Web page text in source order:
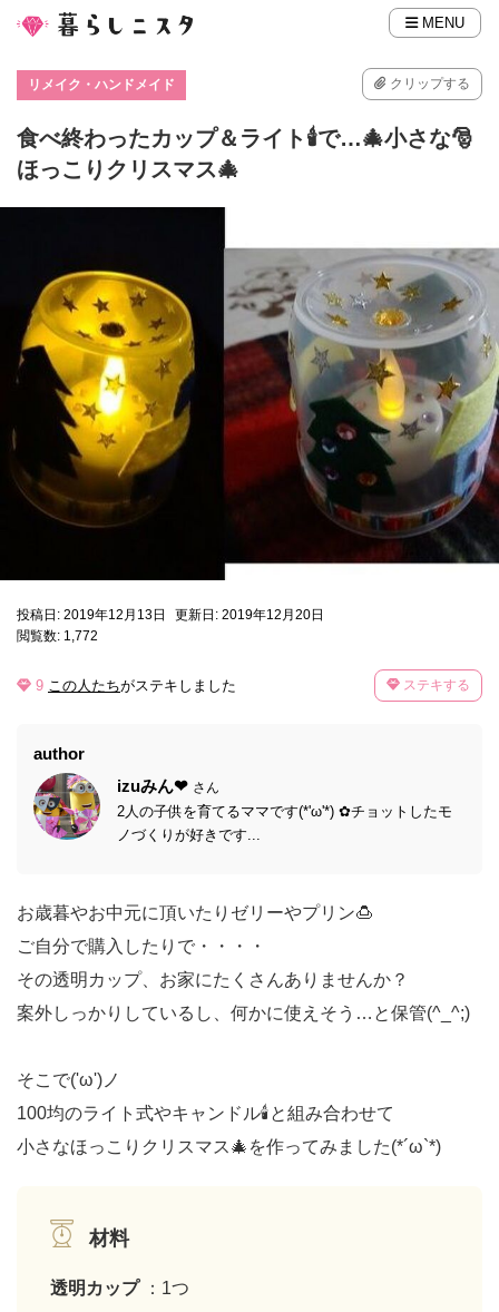
MENU
リメイク・ハンドメイド クリップする
食べ終わったカップ＆ライト🕯で…🎄小さな🎅
ほっこりクリスマス🎄
投稿日: 2019年12月13日
更新日: 2019年12月20日
閲覧数: 1,772
9 この人たちがステキしました ステキする
author
izuみん❤ さん
2人の子供を育てるママです(*'ω'*) ✿チョットしたモ
ノづくりが好きです...
お歳暮やお中元に頂いたりゼリーやプリン🍮
ご自分で購入したりで・・・・
その透明カップ、お家にたくさんありませんか？
案外しっかりしているし、何かに使えそう…と保管(^_^;)
そこで('ω')ノ
100均のライト式やキャンドル🕯と組み合わせて
小さなほっこりクリスマス🎄を作ってみました(*´ω`*)
材料
透明カップ ：1つ